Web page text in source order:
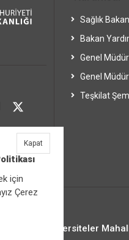
Sağlık
Bakan
Genel
Genel Müdür
Teşkilat
Üniversiteler
için
Çerez
Kapat